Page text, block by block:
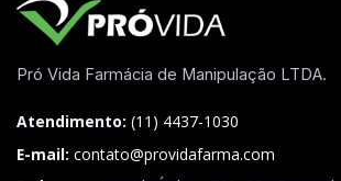
Pró Vida Farmácia de Manipulação LTDA.
Atendimento: (11) 4437-1030
E-mail: contato@providafarma.com